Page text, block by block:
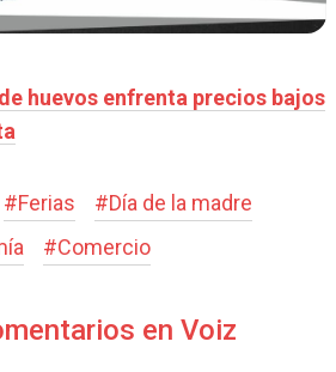
huevos enfrenta precios bajos
#Ferias #Día de la madre
#Comercio
en Voiz